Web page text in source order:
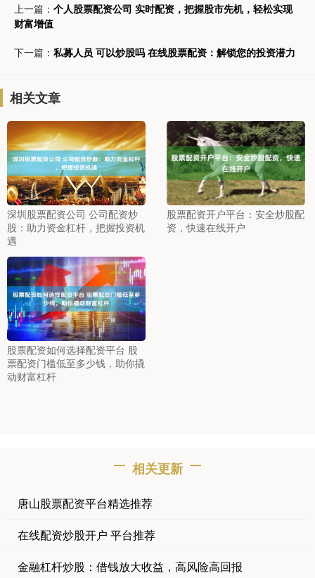
上一篇： 个人股票配资公司 实时配资，把握股市先机，轻松实现
财富增值
下一篇： 私募人员 可以炒股吗 在线股票配资：解锁您的投资潜力
相关文章
深圳股票配资公司 公司配资炒
股：助力资金杠杆，把握投资机
遇
股票配资开户平台：安全炒股配
资，快速在线开户
股票配资如何选择配资平台 股
票配资门槛低至多少钱，助你撬
动财富杠杆
相关更新
唐山股票配资平台精选推荐
在线配资炒股开户 平台推荐
金融杠杆炒股：借钱放大收益，高风险高回报